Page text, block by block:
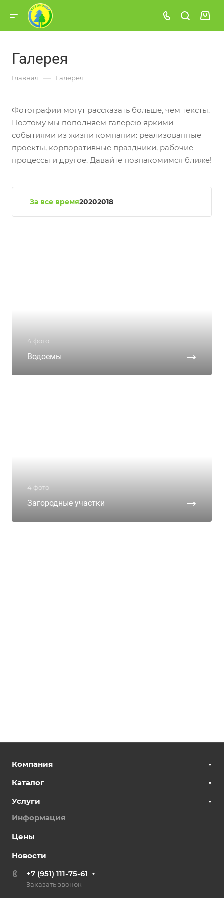
Галерея
Главная — Галерея
Фотографии могут рассказать больше, чем тексты.
Поэтому мы пополняем галерею яркими
событиями из жизни компании: реализованные
проекты, корпоративные праздники, рабочие
процессы и другое. Давайте познакомимся ближе!
За все время20202018
4 фото
Водоемы
4 фото
Загородные участки
Компания
Каталог
Услуги
Информация
Цены
Новости
+7 (951) 111-75-61
Заказать звонок